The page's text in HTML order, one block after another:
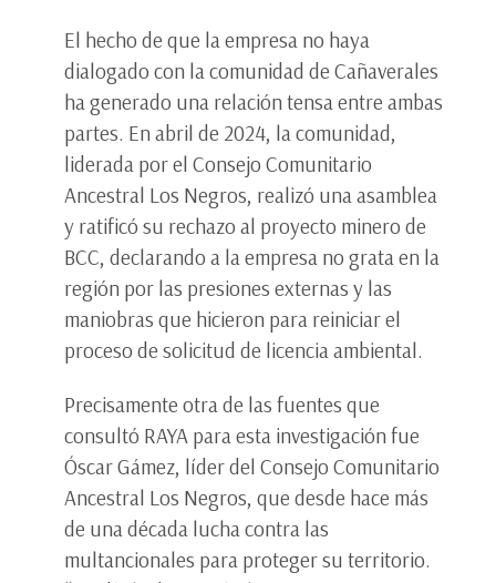
El hecho de que la empresa no haya
dialogado con la comunidad de Cañaverales
ha generado una relación tensa entre ambas
partes. En abril de 2024, la comunidad,
liderada por el Consejo Comunitario
Ancestral Los Negros, realizó una asamblea
y ratificó su rechazo al proyecto minero de
BCC, declarando a la empresa no grata en la
región por las presiones externas y las
maniobras que hicieron para reiniciar el
proceso de solicitud de licencia ambiental.
Precisamente otra de las fuentes que
consultó RAYA para esta investigación fue
Óscar Gámez, líder del Consejo Comunitario
Ancestral Los Negros, que desde hace más
de una década lucha contra las
multancionales para proteger su territorio.